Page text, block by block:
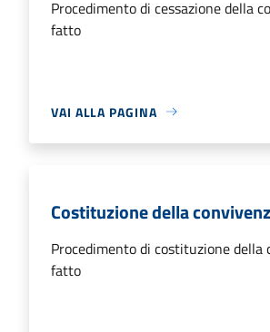
Procedimento di cessazione della
fatto
VAI ALLA PAGINA
Costituzione della
Procedimento di costituzione della
fatto